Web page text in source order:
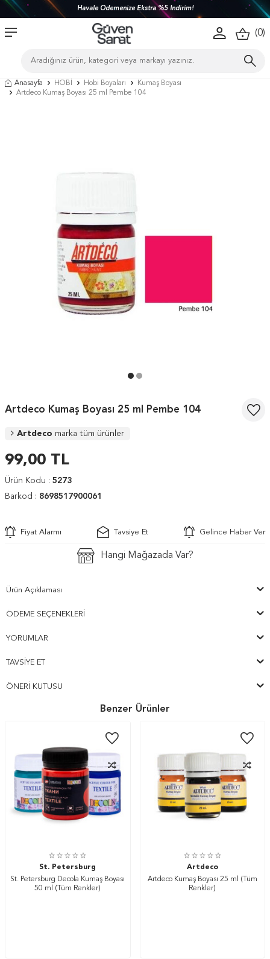
Havale Ödemenize Ekstra %5 İndirim!
(0)
Anasayfa HOBİ Hobi Boyaları
Kumaş Boyası
Artdeco Kumaş Boyası 25 ml Pembe 104
Artdeco Kumaş Boyası 25 ml Pembe 104
Artdeco marka tüm ürünler
99,00 TL
Ürün Kodu : 5273
Barkod : 8698517900061
Fiyat Alarmı Tavsiye Et Gelince Haber Ver
Hangi Mağazada Var?
Ürün Açıklaması
ÖDEME SEÇENEKLERI
YORUMLAR
TAVSIYE ET
ÖNERI KUTUSU
Benzer Ürünler
St. Petersburg
St. Petersburg Decola Kumaş Boyası
50 ml (Tüm Renkler)
Artdeco
Artdeco Kumaş Boyası 25 ml (Tüm
Renkler)